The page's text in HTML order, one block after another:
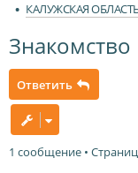
КАЛУЖСКАЯ
Знакомство
Ответить
1 сообщение •